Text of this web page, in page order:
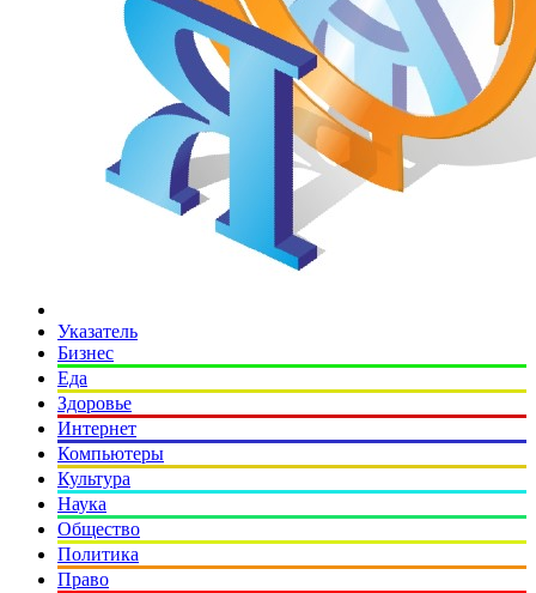
Указатель
Бизнес
Еда
Здоровье
Интернет
Компьютеры
Культура
Наука
Общество
Политика
Право